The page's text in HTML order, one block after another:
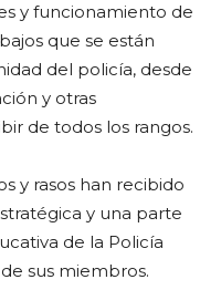
y funcionamiento de
que se están
del policía, desde
y otras
de todos los rangos.
y rasos han recibido
y una parte
de la Policía
sus miembros.